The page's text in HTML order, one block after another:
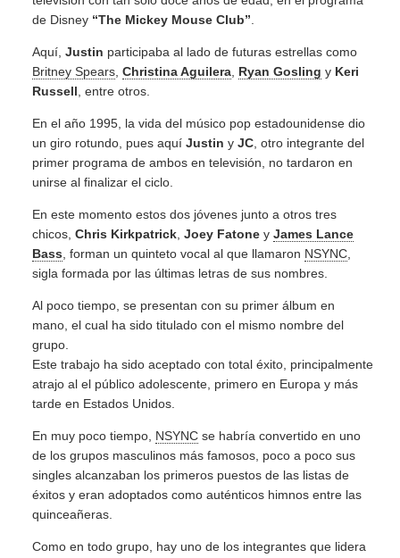
de Disney “The Mickey Mouse Club”
Aquí, Justin participaba al lado de futuras estrellas como
Britney Spears Christina Aguilera Ryan Gosling y Keri
Russell , entre otros.
En el año 1995, la vida del músico pop estadounidense dio
un giro rotundo, pues aquí Justin y JC , otro integrante del
primer programa de ambos en televisión, no tardaron en
unirse al finalizar el ciclo.
En este momento estos dos jóvenes junto a otros tres
chicos, Chris Kirkpatrick Joey Fatone y James Lance
Bass , forman un quinteto vocal al que llamaron NSYNC
sigla formada por las últimas letras de sus nombres.
Al poco tiempo, se presentan con su primer álbum en
mano, el cual ha sido titulado con el mismo nombre del
grupo.
Este trabajo ha sido aceptado con total éxito, principalmente
atrajo al el público adolescente, primero en Europa y más
tarde en Estados Unidos.
En muy poco tiempo, NSYNC se habría convertido en uno
de los grupos masculinos más famosos, poco a poco sus
singles alcanzaban los primeros puestos de las listas de
éxitos y eran adoptados como auténticos himnos entre las
quinceañeras.
Como en todo grupo, hay uno de los integrantes que lidera